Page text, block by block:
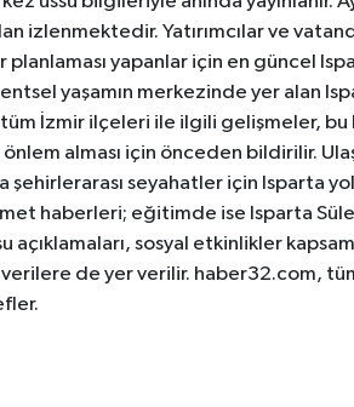
izlenmektedir. Yatırımcılar ve
planlaması yapanlar için en güncel
yaşamın merkezinde yer alan
tüm İzmir ilçeleri ile ilgili gelişmeler, bu
alması için önceden bildirilir.
şehirlerarası seyahatler için Isparta
haberleri; eğitimde ise Isparta
sosyal etkinlikler
de yer verilir. haber32.com,